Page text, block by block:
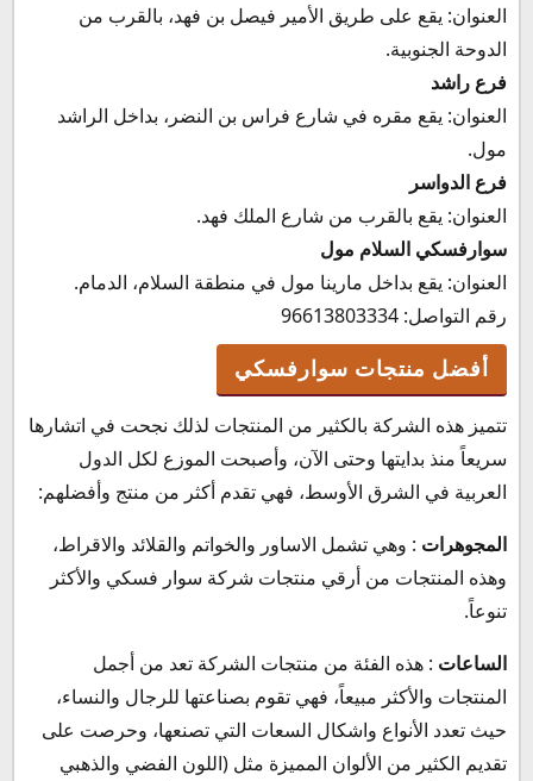
العنوان: يقع على طريق الأمير فيصل بن فهد، بالقرب من
الدوحة الجنوبية.
فرع راشد
العنوان: يقع مقره في شارع فراس بن النضر، بداخل الراشد
مول.
فرع الدواسر
العنوان: يقع بالقرب من شارع الملك فهد.
سوارفسكي السلام مول
العنوان: يقع بداخل مارينا مول في منطقة السلام، الدمام.
رقم التواصل: 96613803334
أفضل منتجات سوارفسكي
تتميز هذه الشركة بالكثير من المنتجات لذلك نجحت في اتشارها
سريعاً منذ بدايتها وحتى الآن، وأصبحت الموزع لكل الدول
العربية في الشرق الأوسط، فهي تقدم أكثر من منتج وأفضلهم:
المجوهرات : وهي تشمل الاساور والخواتم والقلائد والاقراط،
وهذه المنتجات من أرقي منتجات شركة سوار فسكي والأكثر
تنوعاً.
الساعات : هذه الفئة من منتجات الشركة تعد من أجمل
المنتجات والأكثر مبيعاً، فهي تقوم بصناعتها للرجال والنساء،
حيث تعدد الأنواع واشكال السعات التي تصنعها، وحرصت على
تقديم الكثير من الألوان المميزة مثل (اللون الفضي والذهبي